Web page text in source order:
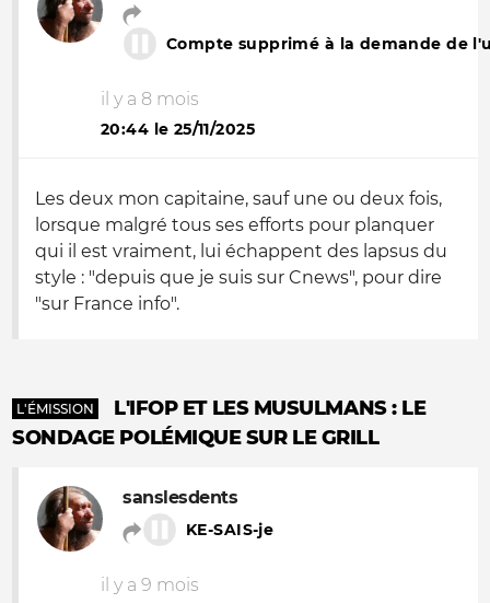
Compte supprimé à la demande de
il y a 8 mois
20:44 le 25/11/2025
Les deux mon capitaine, sauf une ou deux fois,
lorsque malgré tous ses efforts pour planquer
qui il est vraiment, lui échappent des lapsus du
style : "depuis que je suis sur Cnews", pour dire
"sur France info".
L'ÉMISSION
L'IFOP ET LES MUSULMANS : LE
SONDAGE POLÉMIQUE SUR LE GRILL
sanslesdents
KE-SAIS-je
il y a 9 mois